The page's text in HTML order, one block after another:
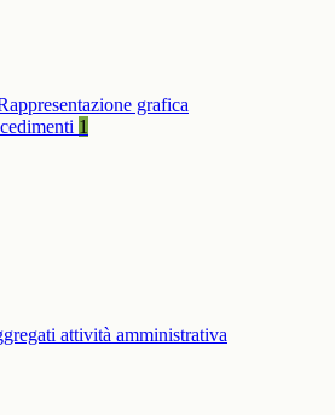
grafica
1
attività amministrativa